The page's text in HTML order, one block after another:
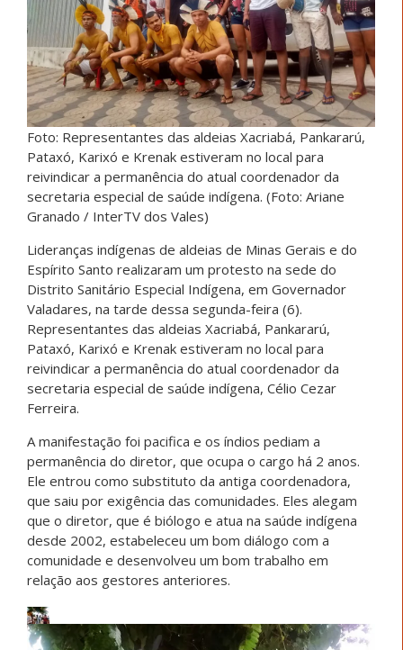
Foto: Representantes das aldeias Xacriabá, Pankararú,
Pataxó, Karixó e Krenak estiveram no local para
reivindicar a permanência do atual coordenador da
secretaria especial de saúde indígena. (Foto: Ariane
Granado / InterTV dos Vales)
Lideranças indígenas de aldeias de Minas Gerais e do
Espírito Santo realizaram um protesto na sede do
Distrito Sanitário Especial Indígena, em Governador
Valadares, na tarde dessa segunda-feira (6).
Representantes das aldeias Xacriabá, Pankararú,
Pataxó, Karixó e Krenak estiveram no local para
reivindicar a permanência do atual coordenador da
secretaria especial de saúde indígena, Célio Cezar
Ferreira.
A manifestação foi pacifica e os índios pediam a
permanência do diretor, que ocupa o cargo há 2 anos.
Ele entrou como substituto da antiga coordenadora,
que saiu por exigência das comunidades. Eles alegam
que o diretor, que é biólogo e atua na saúde indígena
desde 2002, estabeleceu um bom diálogo com a
comunidade e desenvolveu um bom trabalho em
relação aos gestores anteriores.